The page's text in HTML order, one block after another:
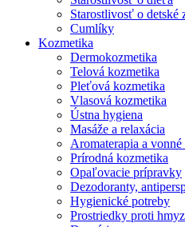
Starostlivosť o detské
Cumlíky
Kozmetika
Dermokozmetika
Telová kozmetika
Pleťová kozmetika
Vlasová kozmetika
Ústna hygiena
Masáže a relaxácia
Aromaterapia a vonné
Prírodná kozmetika
Opaľovacie prípravky
Dezodoranty,
Hygienické potreby
Prostriedky proti